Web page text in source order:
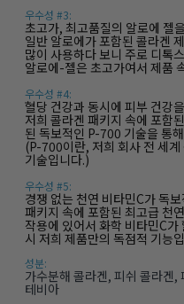
우수성 #3:
초고가, 최고품질의 알로에 젤
일반 알로에가 포함된 콜라겐
많이 사용하다 보니 주로 디톡
알로에-젤은 초고가여서 제품
우수성 #4:
혈당 건강과 동시에 피부 건강
저희 콜라겐 패키지 속에 포함
된 독보적인 P-700 기술을 통
(P-700이란, 저희 회사 전 세
기술입니다.)
우수성 #5:
경쟁 없는 천연 비타민C가 독
패키지 속에 포함된 최고급 천
작용에 있어서 화학 비타민C
시 저희 제품만의 독점적 기능
성분:
가수분해 콜라겐, 피쉬 콜라겐,
테비아